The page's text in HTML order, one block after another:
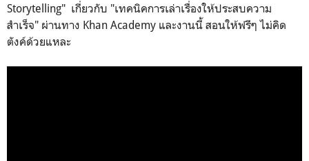
Storytelling" เกี่ยวกับ "เทคนิคการเล่าเรื่องให้ประสบความ
สำเร็จ" ผ่านทาง Khan Academy และงานนี้ สอนให้ฟรีๆ ไม่คิด
ตังค์ด้วยแหละ